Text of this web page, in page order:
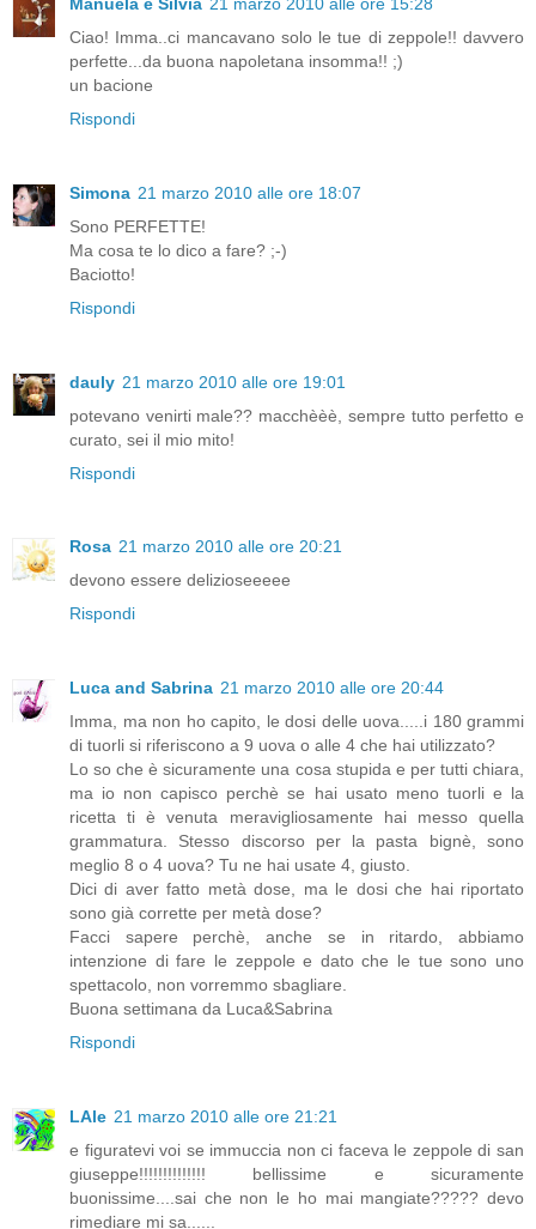
Ciao! Imma..ci mancavano solo le tue di zeppole!! davvero
perfette...da buona napoletana insomma!! ;)
un bacione
Rispondi
Simona 21 marzo 2010 alle ore 18:07
Sono PERFETTE!
Ma cosa te lo dico a fare? ;-)
Baciotto!
Rispondi
dauly 21 marzo 2010 alle ore 19:01
potevano venirti male?? macchèèè, sempre tutto perfetto e
curato, sei il mio mito!
Rispondi
Rosa 21 marzo 2010 alle ore 20:21
devono essere delizioseeeee
Rispondi
Luca and Sabrina 21 marzo 2010 alle ore 20:44
Imma, ma non ho capito, le dosi delle uova.....i 180 grammi
di tuorli si riferiscono a 9 uova o alle 4 che hai utilizzato?
Lo so che è sicuramente una cosa stupida e per tutti chiara,
ma io non capisco perchè se hai usato meno tuorli e la
ricetta ti è venuta meravigliosamente hai messo quella
grammatura. Stesso discorso per la pasta bignè, sono
meglio 8 o 4 uova? Tu ne hai usate 4, giusto.
Dici di aver fatto metà dose, ma le dosi che hai riportato
sono già corrette per metà dose?
Facci sapere perchè, anche se in ritardo, abbiamo
intenzione di fare le zeppole e dato che le tue sono uno
spettacolo, non vorremmo sbagliare.
Buona settimana da Luca&Sabrina
Rispondi
LAle 21 marzo 2010 alle ore 21:21
e figuratevi voi se immuccia non ci faceva le zeppole di san
giuseppe!!!!!!!!!!!!!! bellissime e sicuramente
buonissime....sai che non le ho mai mangiate????? devo
rimediare mi sa......